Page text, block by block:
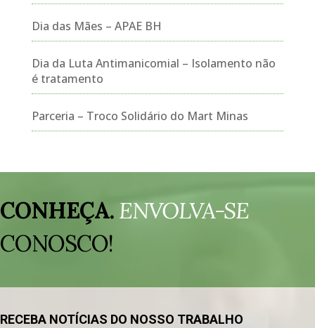
Dia das Mães – APAE BH
Dia da Luta Antimanicomial – Isolamento não
é tratamento
Parceria – Troco Solidário do Mart Minas
de
vídeo
CONHEÇA.ENVOLVA-SE
CONOSCO!
RECEBA NOTÍCIAS DO NOSSO TRABALHO